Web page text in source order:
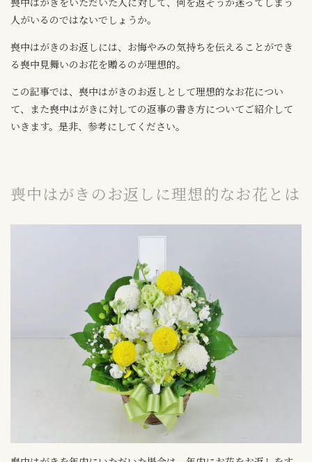
人がいるのではないでしょうか。
喪中はがきのお返しには、お悔やみの気持ちを伝えることができ
る喪中見舞いのお花を贈るのが理想的。
この記事では、喪中はがきのお返しとして理想的なお花につい
て、また喪中はがきに対しての返事の書き方についてご紹介して
いきます。是非、参考にしてください。
喪中はがきのお返しに理想的なお花とは